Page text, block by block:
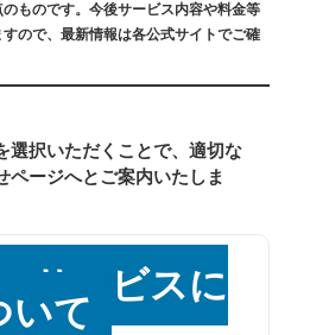
ものです。今後サービス内容や料金等
ので、最新情報は各公式サイトでご確
選択いただくことで、適切な
ページへとご案内いたしま
サービスに
いて